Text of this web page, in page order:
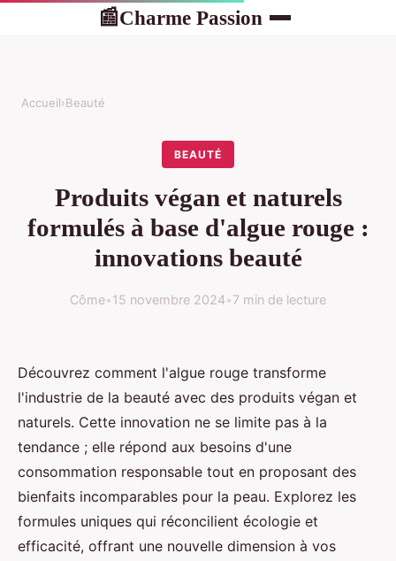
📰Charme Passion
Accueil›Beauté
BEAUTÉ
Produits végan et naturels
formulés à base d'algue rouge :
innovations beauté
Côme•15 novembre 2024•7 min de lecture
Découvrez comment l'algue rouge transforme
l'industrie de la beauté avec des produits végan et
naturels. Cette innovation ne se limite pas à la
tendance ; elle répond aux besoins d'une
consommation responsable tout en proposant des
bienfaits incomparables pour la peau. Explorez les
formules uniques qui réconcilient écologie et
efficacité, offrant une nouvelle dimension à vos